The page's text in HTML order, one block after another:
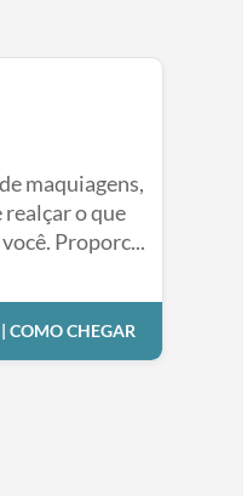
maquiagens,
o que
Proporc...
COMO CHEGAR